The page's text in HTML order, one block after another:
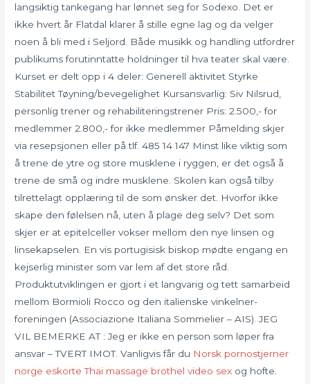
langsiktig tankegang har lønnet seg for Sodexo. Det er
ikke hvert år Flatdal klarer å stille egne lag og da velger
noen å bli med i Seljord. Både musikk og handling utfordrer
publikums forutinntatte holdninger til hva teater skal være.
Kurset er delt opp i 4 deler: Generell aktivitet Styrke
Stabilitet Tøyning/bevegelighet Kursansvarlig: Siv Nilsrud,
personlig trener og rehabiliteringstrener Pris: 2.500,- for
medlemmer 2.800,- for ikke medlemmer Påmelding skjer
via resepsjonen eller på tlf. 485 14 147 Minst like viktig som
å trene de ytre og store musklene i ryggen, er det også å
trene de små og indre musklene. Skolen kan også tilby
tilrettelagt opplæring til de som ønsker det. Hvorfor ikke
skape den følelsen nå, uten å plage deg selv? Det som
skjer er at epitelceller vokser mellom den nye linsen og
linsekapselen. En vis portugisisk biskop mødte engang en
kejserlig minister som var lem af det store råd.
Produktutviklingen er gjort i et langvarig og tett samarbeid
mellom Bormioli Rocco og den italienske vinkelner-
foreningen (Associazione Italiana Sommelier – AIS). JEG
VIL BEMERKE AT : Jeg er ikke en person som løper fra
ansvar – TVERT IMOT. Vanligvis får du Norsk pornostjerner
norge eskorte Thai massage brothel video sex og hofte.